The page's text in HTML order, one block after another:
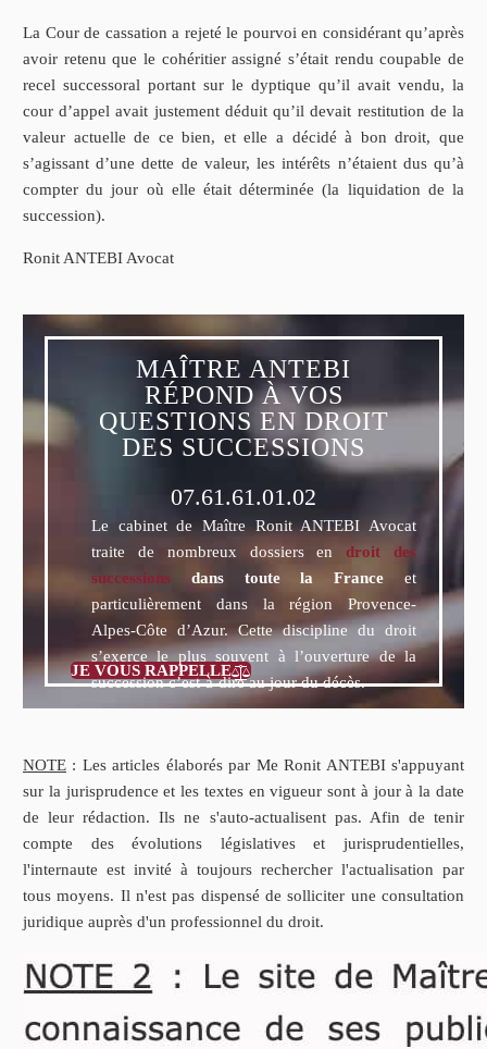
La Cour de cassation a rejeté le pourvoi en considérant qu’après
avoir retenu que le cohéritier assigné s’était rendu coupable de
recel successoral portant sur le dyptique qu’il avait vendu, la
cour d’appel avait justement déduit qu’il devait restitution de la
valeur actuelle de ce bien, et elle a décidé à bon droit, que
s’agissant d’une dette de valeur, les intérêts n’étaient dus qu’à
compter du jour où elle était déterminée (la liquidation de la
succession).
Ronit ANTEBI Avocat
MAÎTRE ANTEBI
RÉPOND À VOS
QUESTIONS EN DROIT
DES SUCCESSIONS
07.61.61.01.02
Le cabinet de Maître Ronit ANTEBI Avocat
traite de nombreux dossiers en droit des
successions dans toute la France et
particulièrement dans la région Provence-
Alpes-Côte d’Azur. Cette discipline du droit
s’exerce le plus souvent à l’ouverture de la
succession c’est-à-dire au jour du décès.
JE VOUS RAPPELLE
NOTE : Les articles élaborés par Me Ronit ANTEBI s'appuyant
sur la jurisprudence et les textes en vigueur sont à jour à la date
de leur rédaction. Ils ne s'auto-actualisent pas. Afin de tenir
compte des évolutions législatives et jurisprudentielles,
l'internaute est invité à toujours rechercher l'actualisation par
tous moyens. Il n'est pas dispensé de solliciter une consultation
juridique auprès d'un professionnel du droit.